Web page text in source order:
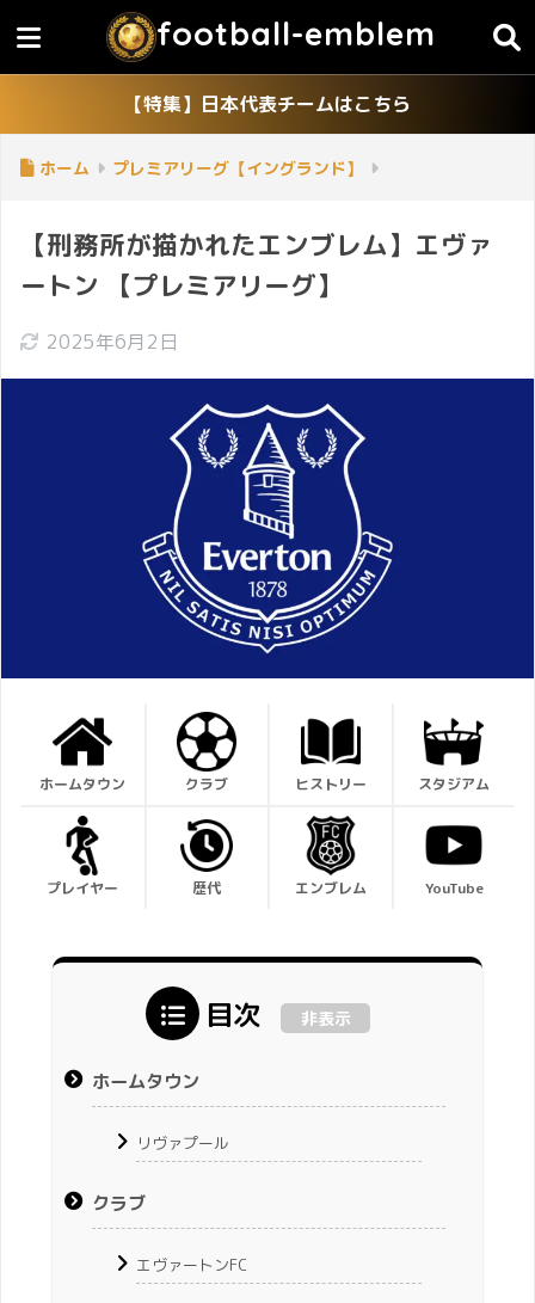
football-emblem
【特集】日本代表チームはこちら
ホーム プレミアリーグ【イングランド】
【刑務所が描かれたエンブレム】エヴァ
ートン 【プレミアリーグ】
2025年6月2日
ホームタウン クラブ ヒストリー スタジアム
プレイヤー 歴代 エンブレム YouTube
目次 非表示
ホームタウン
リヴァプール
クラブ
エヴァートンFC